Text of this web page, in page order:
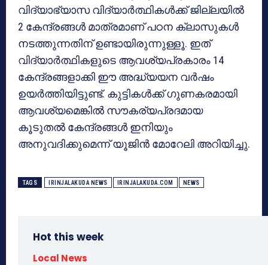
വിദ്യാഭ്യാസ വിദ്യാർത്ഥികൾക്ക് ജില്ലയിൽ
2 കേന്ദ്രങ്ങൾ മാത്രമാണ് പഠന ക്ലാസുകൾ
നടത്തുന്നതിന് ഉണ്ടായിരുന്നുള്ളൂ. ഇത്
വിദ്യാർത്ഥികളുടെ ആവശ്യപ്രകാരം 14
കേന്ദ്രങ്ങളാക്കി ഈ അദ്ധ്യയന വർഷം
ഉയർത്തിയിട്ടുണ്ട്. കുട്ടികൾക്ക് ഗുണകരമായി
ആവശ്യമെങ്കിൽ സൗകര്യപ്രദമായ
കൂടുതൽ കേന്ദ്രങ്ങൾ ഇനിയും
അനുവദിക്കുമെന്ന് യൂജിൻ മോറേലി അറിയിച്ചു.
TAGS IRINJALAKUDA NEWS IRINJALAKUDA.COM NEWS
Hot this week
Local News